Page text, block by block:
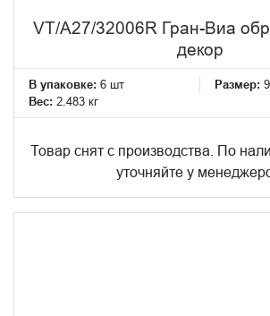
VT/A27/32006R Гран-Виа
декор
В упаковке: 6 шт Размер:
Вес: 2.483 кг
Товар снят с производства. По
уточняйте у